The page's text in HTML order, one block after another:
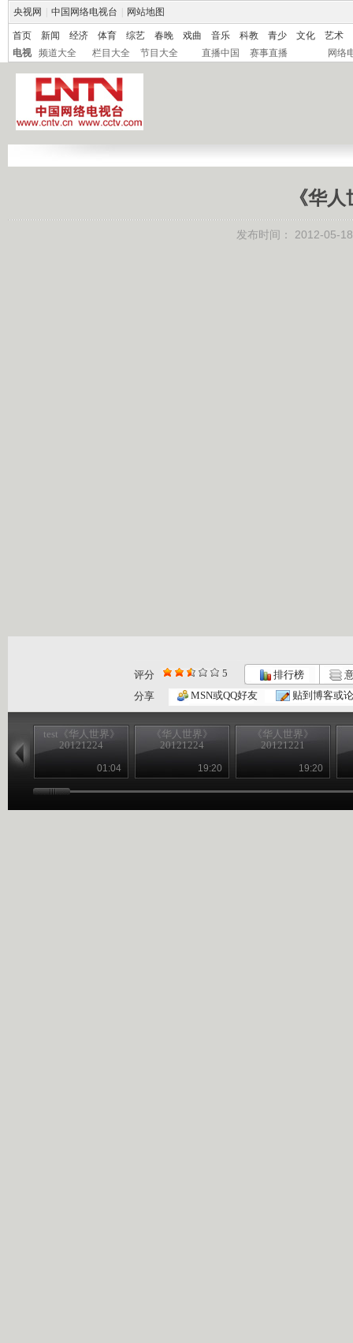
央视网 中国网络电视台 网站地图
首页 新闻 经济 体育 综艺 春晚 戏曲 音乐 科教 青少 文化
艺术
电视
频道大全 栏目大全 节目大全 直播中国 赛事直播 网络
《华
发布时间： 2012-05-
评分 5 排行榜
分享
MSN或QQ好友 贴到博客或
test《华人世界》
20121224
01:04
《华人世界》
20121224
19:20
《华人世界》
20121221
19:20